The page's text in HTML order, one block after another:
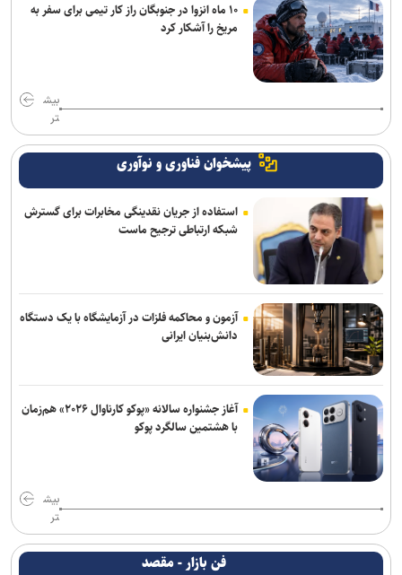
۱۰ ماه انزوا در جنوبگان راز کار تیمی برای سفر به
مریخ را آشکار کرد
بیش
تر
پیشخوان فناوری و نوآوری
استفاده از جریان نقدینگی مخابرات برای گسترش
شبکه ارتباطی ترجیح ماست
آزمون و محاکمه فلزات در آزمایشگاه با یک دستگاه
دانش‌بنیان ایرانی
آغاز جشنواره سالانه «پوکو کارناوال ۲۰۲۶» هم‌زمان
با هشتمین سالگرد پوکو
بیش
تر
فن بازار - مقصد